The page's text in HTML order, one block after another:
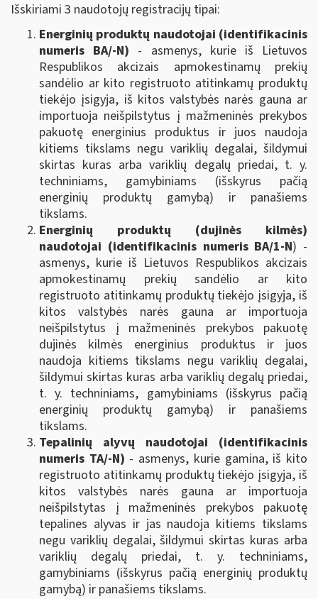
Išskiriami 3 naudotojų registracijų tipai:
Energinių produktų naudotojai (identifikacinis
numeris BA/-N) - asmenys, kurie iš Lietuvos
Respublikos akcizais apmokestinamų prekių
sandėlio ar kito registruoto atitinkamų produktų
tiekėjo įsigyja, iš kitos valstybės narės gauna ar
importuoja neišpilstytus į mažmeninės prekybos
pakuotę energinius produktus ir juos naudoja
kitiems tikslams negu variklių degalai, šildymui
skirtas kuras arba variklių degalų priedai, t. y.
techniniams, gamybiniams (išskyrus pačią
energinių produktų gamybą) ir panašiems
tikslams.
Energinių produktų (dujinės kilmės)
naudotojai (identifikacinis numeris BA/1-N) -
asmenys, kurie iš Lietuvos Respublikos akcizais
apmokestinamų prekių sandėlio ar kito
registruoto atitinkamų produktų tiekėjo įsigyja, iš
kitos valstybės narės gauna ar importuoja
neišpilstytus į mažmeninės prekybos pakuotę
dujinės kilmės energinius produktus ir juos
naudoja kitiems tikslams negu variklių degalai,
šildymui skirtas kuras arba variklių degalų priedai,
t. y. techniniams, gamybiniams (išskyrus pačią
energinių produktų gamybą) ir panašiems
tikslams.
Tepalinių alyvų naudotojai (identifikacinis
numeris TA/-N) - asmenys, kurie gamina, iš kito
registruoto atitinkamų produktų tiekėjo įsigyja, iš
kitos valstybės narės gauna ar importuoja
neišpilstytas į mažmeninės prekybos pakuotę
tepalines alyvas ir jas naudoja kitiems tikslams
negu variklių degalai, šildymui skirtas kuras arba
variklių degalų priedai, t. y. techniniams,
gamybiniams (išskyrus pačią energinių produktų
gamybą) ir panašiems tikslams.